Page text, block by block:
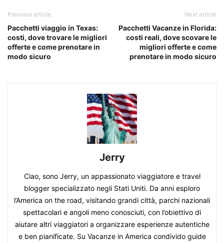
Previous article
Pacchetti viaggio in Texas:
costi, dove trovare le migliori
offerte e come prenotare in
modo sicuro
Next article
Pacchetti Vacanze in Florida:
costi reali, dove scovare le
migliori offerte e come
prenotare in modo sicuro
Jerry
Ciao, sono Jerry, un appassionato viaggiatore e travel
blogger specializzato negli Stati Uniti. Da anni esploro
l’America on the road, visitando grandi città, parchi nazionali
spettacolari e angoli meno conosciuti, con l’obiettivo di
aiutare altri viaggiatori a organizzare esperienze autentiche
e ben pianificate. Su Vacanze in America condivido guide